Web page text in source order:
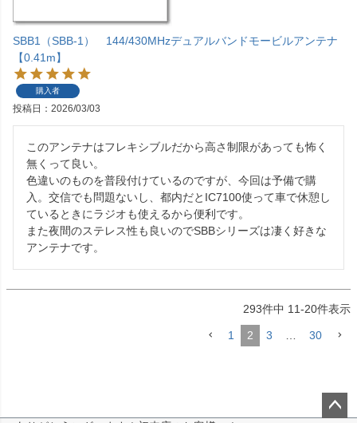
SBB1（SBB-1） 144/430MHzデュアルバンドモービルアンテナ
【0.41m】
購入者
投稿日 2026/03/03
このアンテナはフレキシブルだから高さ制限があっても怖く
無くって良い。
色違いのものを普段付けているのですが、今回は予備で購
入。交信でも問題ないし、都内だとIC7100使って車で休憩し
ているときにラジオも使えるから便利です。
また夜間のステレス性も良いのでSBBシリーズは凄く好きな
アンテナです。
293件中 11-20件表示
1 2 3 30